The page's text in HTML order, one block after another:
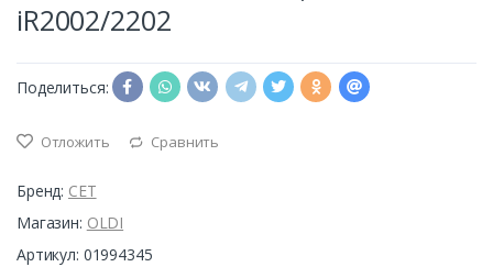
iR2002/2202
Поделиться:
Отложить Сравнить
Бренд: CET
Магазин: OLDI
Артикул: 01994345